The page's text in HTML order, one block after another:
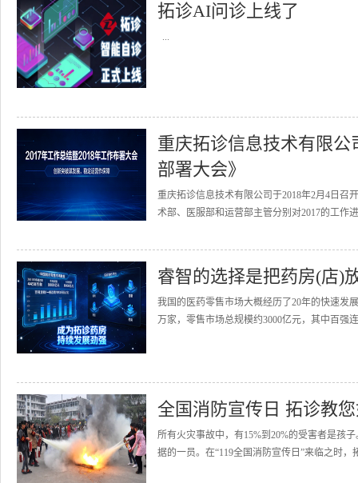
拓诊AI问诊上线了
...
重庆拓诊信息技术有限公
部署大会》
重庆拓诊信息技术有限公司于2018年2月4日召
术部、医服部和运营部主管分别对2017的工作
睿智的选择是把药房(店)
我国的医药零售市场大概经历了20年的快速发
万家，零售市场总规模约3000亿元，其中百强
全国消防宣传日 拓诊教
所有火灾事故中，有15%到20%的受害者是孩
据的一员。在“119全国消防宣传日”来临之时